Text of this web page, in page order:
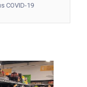
COVID-19